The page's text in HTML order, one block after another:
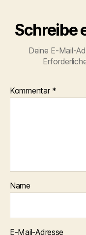
Schreibe
Deine E-Mail-
Kommentar *
Name
E-Mail-Adresse